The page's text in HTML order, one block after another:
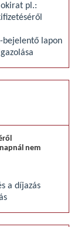
okirat pl.:
bejelentő lapon
a díjazás